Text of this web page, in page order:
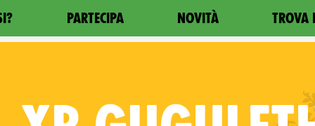
PARTECIPA NOVITÀ TROVA